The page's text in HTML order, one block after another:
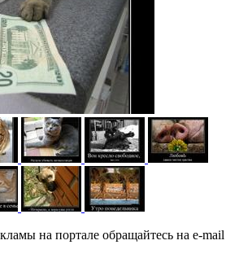
на портале обращайтесь на e-mail